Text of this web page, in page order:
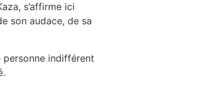
s’affirme ici
son audace, de sa
personne indifférent